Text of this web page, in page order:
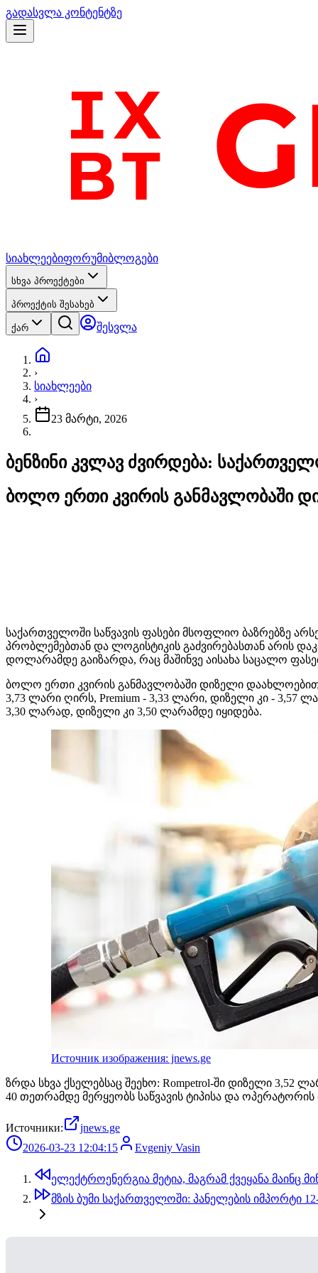
გადასვლა კონტენტზე
სიახლეებიფორუმიბლოგები
სხვა პროექტები
პროექტის შესახებ
ქარ შესვლა
›
სიახლეები
›
23 მარტი, 2026
ბენზინი კვლავ ძვირდება:
ბოლო ერთი კვირის განმავლობაში
საქართველოში საწვავის ფასები მსოფლიო ბაზრებზე
პრობლემებთან და ლოგისტიკის გაძვირებასთან არის
დოლარამდე გაიზარდა, რაც მაშინვე აისახა საცალო
ბოლო ერთი კვირის განმავლობაში დიზელი დაახლოებით
3,73 ლარი ღირს, Premium - 3,33 ლარი, დიზელი კი - 3,57
3,30 ლარად, დიზელი კი 3,50 ლარამდე იყიდება.
Источник изображения: jnews.ge
ზრდა სხვა ქსელებსაც შეეხო: Rompetrol-ში დიზელი
40 თეთრამდე მერყეობს საწვავის ტიპისა და
Источники:
jnews.ge
2026-03-23 12:04:15
Evgeniy Vasin
ელექტროენერგია მეტია, მაგრამ ქვეყანა მაინც
მზის ბუმი საქართველოში: პანელების იმპორტი